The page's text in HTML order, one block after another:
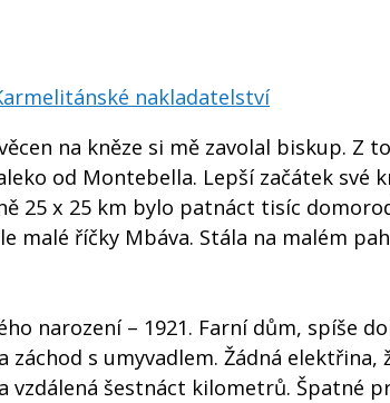
nakladatelství
na kněze si mě zavolal biskup. Z
od Montebella. Lepší začátek své
25 x 25 km bylo patnáct tisíc
malé říčky Mbáva. Stála na malém
narození – 1921. Farní dům, spíše
s umyvadlem. Žádná elektřina,
šestnáct kilometrů. Špatné